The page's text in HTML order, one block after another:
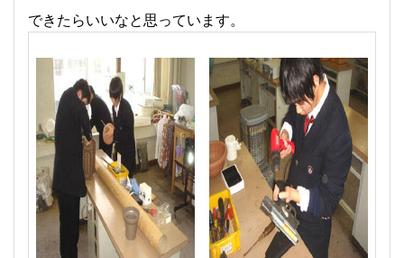
できたらいいなと思っています。